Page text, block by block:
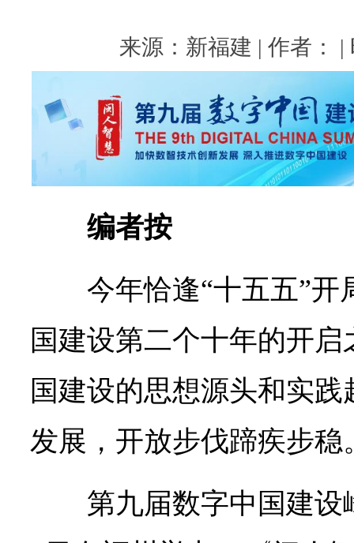
来源：新福建 | 作者： |
编者按
今年恰逢“十五五”
国建设第二个十年的开
国建设的思想源头和实
发展，开放步伐蹄疾步稳
第九届数字中国建设